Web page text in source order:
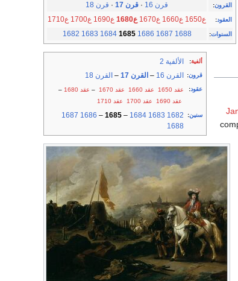
القرون: قرن 16 · قرن 17 · قرن 18
العقود: ع1650 ع1660 ع1670 ع1680 ع1690 ع1700 ع1710
السنوات:
1682 1683 1684 1685 1686 1687 1688
ألفية: الألفية 2
قرون: القرن 16 – القرن 17 – القرن 18
عقود: عقد 1650 عقد 1660 عقد 1670 – عقد 1680
–
عقد 1690
عقد 1700 عقد 1710
سنين:
1682
1683
1684
–
1685
–
1686
1687
1688